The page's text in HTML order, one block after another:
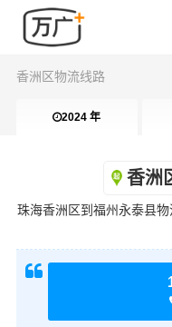
香洲区物流线路
2024 年
香洲
珠海香洲区到福州永泰县